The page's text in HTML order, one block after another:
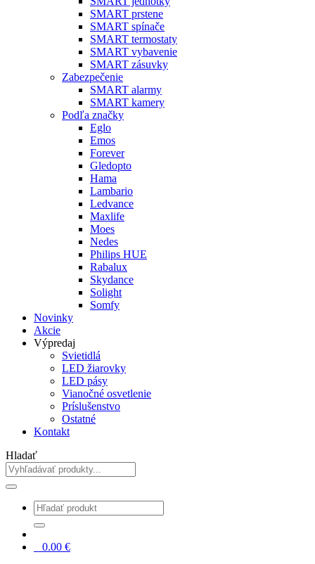
SMART prstene
SMART spínače
SMART termostaty
SMART vybavenie
SMART zásuvky
Zabezpečenie
SMART alarmy
SMART kamery
Podľa značky
Eglo
Emos
Forever
Gledopto
Hama
Lambario
Ledvance
Maxlife
Moes
Nedes
Philips HUE
Rabalux
Skydance
Solight
Somfy
Novinky
Akcie
Výpredaj
Svietidlá
LED žiarovky
LED pásy
Vianočné osvetlenie
Príslušenstvo
Ostatné
Kontakt
Hladať
0.00 €